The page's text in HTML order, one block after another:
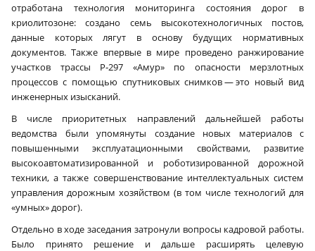
отработана технология мониторинга состояния дорог в
криолитозоне: создано семь высокотехнологичных постов,
данные которых лягут в основу будущих нормативных
документов. Также впервые в мире проведено ранжирование
участков трассы Р‑297 «Амур» по опасности мерзлотных
процессов с помощью спутниковых снимков — это новый вид
инженерных изысканий.
В числе приоритетных направлений дальнейшей работы
ведомства были упомянуты создание новых материалов с
повышенными эксплуатационными свойствами, развитие
высокоавтоматизированной и роботизированной дорожной
техники, а также совершенствование интеллектуальных систем
управления дорожным хозяйством (в том числе технологий для
«умных» дорог).
Отдельно в ходе заседания затронули вопросы кадровой работы.
Было принято решение и дальше расширять целевую